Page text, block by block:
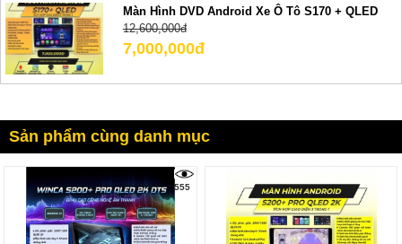
Màn Hình DVD Android Xe Ô Tô S170 + QLED
12,600,000đ
7,000,000đ
Sản phẩm cùng danh mục
555